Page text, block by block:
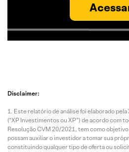
Disclaimer:
Este relatório de análise foi elaborado
(“XP Investimentos ou XP”) de acordo com
Resolução CVM 20/2021, tem como
possam auxiliar o investidor a tomar sua
constituindo qualquer tipo de oferta ou